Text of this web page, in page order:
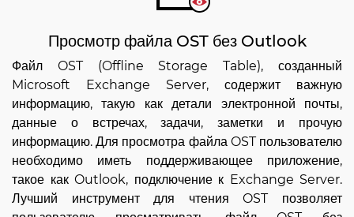
Просмотр файла OST без Outlook
Файл OST (Offline Storage Table), созданный
Microsoft Exchange Server, содержит важную
информацию, такую как детали электронной почты,
данные о встречах, задачи, заметки и прочую
информацию. Для просмотра файла OST пользователю
необходимо иметь поддерживающее приложение,
такое как Outlook, подключение к Exchange Server.
Лучший инструмент для чтения OST позволяет